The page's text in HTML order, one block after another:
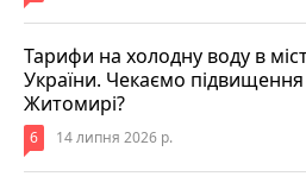
Тарифи на холодну воду в
України. Чекаємо
Житомирі?
6 14 липня 2026 р.